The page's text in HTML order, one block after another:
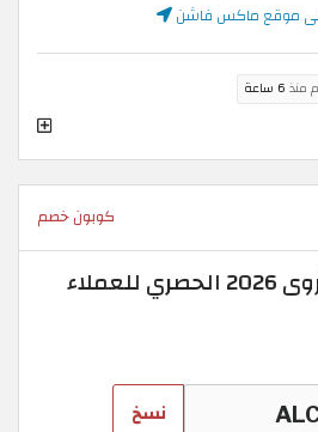
إلى موقع ماكس فاشن
منذ 6 ساعة
كوبون خصم
كود خصم ماكس أروى 2026 الحصري للعملاء
نسخ